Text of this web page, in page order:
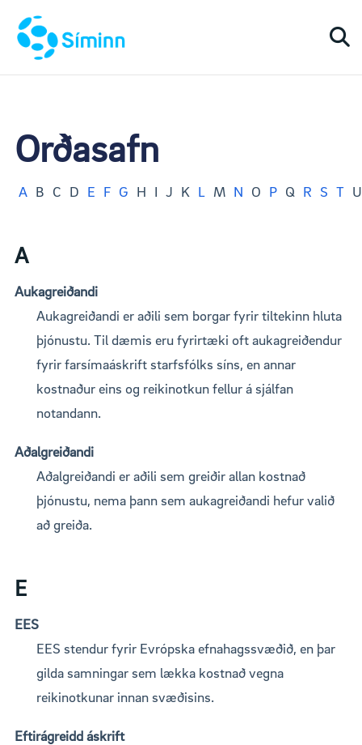
Orðasafn
A B C D E F G H I J K L M N O P Q R S T U
A
Aukagreiðandi
Aukagreiðandi er aðili sem borgar fyrir tiltekinn hluta
þjónustu. Til dæmis eru fyrirtæki oft aukagreiðendur
fyrir farsímaáskrift starfsfólks síns, en annar
kostnaður eins og reikinotkun fellur á sjálfan
notandann.
Aðalgreiðandi
Aðalgreiðandi er aðili sem greiðir allan kostnað
þjónustu, nema þann sem aukagreiðandi hefur valið
að greiða.
E
EES
EES stendur fyrir Evrópska efnahagssvæðið, en þar
gilda samningar sem lækka kostnað vegna
reikinotkunar innan svæðisins.
Eftirágreidd áskrift